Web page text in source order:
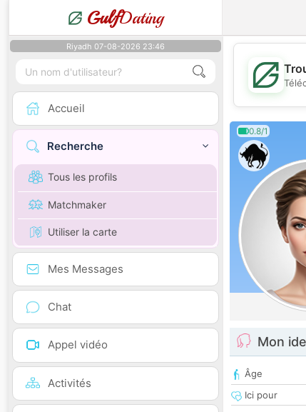
GulfDating
Riyadh 07-08-2026 23:46
Accueil
Recherche
Tous les profils
Matchmaker
Utiliser la carte
Mes Messages
Chat
Appel vidéo
Activités
0.8/1
Mon
Âge
Ici pour